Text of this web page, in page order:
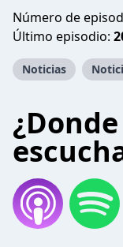
Número de
Último episodio:
Noticias